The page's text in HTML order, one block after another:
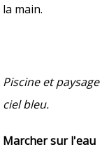
la main.
Piscine et
ciel bleu.
Marcher sur l'eau